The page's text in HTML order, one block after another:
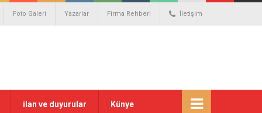
Foto Galeri Yazarlar Firma Rehberi İletişim
ilan ve duyurular Künye